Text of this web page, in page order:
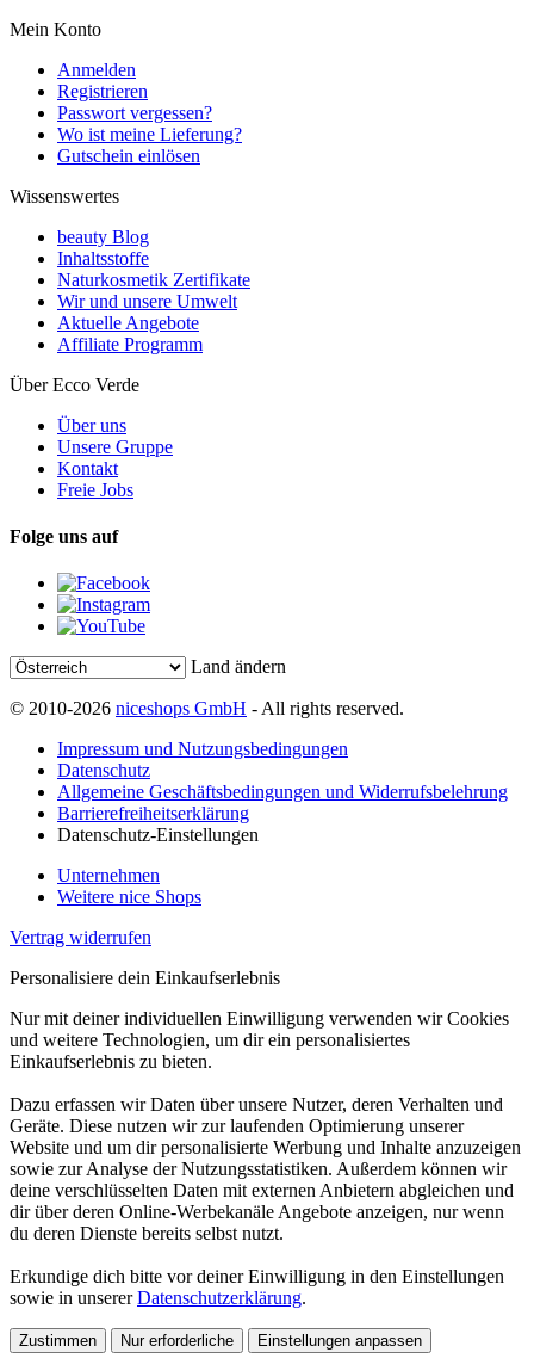
Mein Konto
Anmelden
Registrieren
Passwort vergessen?
Wo ist meine Lieferung?
Gutschein einlösen
Wissenswertes
beauty Blog
Inhaltsstoffe
Naturkosmetik Zertifikate
Wir und unsere Umwelt
Aktuelle Angebote
Affiliate Programm
Über Ecco Verde
Über uns
Unsere Gruppe
Kontakt
Freie Jobs
Folge uns auf
Land ändern
© 2010-2026 niceshops GmbH - All rights reserved.
Impressum und Nutzungsbedingungen
Datenschutz
Allgemeine Geschäftsbedingungen und Widerrufsbelehrung
Barrierefreiheitserklärung
Datenschutz-Einstellungen
Unternehmen
Weitere nice Shops
Vertrag widerrufen
Personalisiere dein Einkaufserlebnis
Nur mit deiner individuellen Einwilligung verwenden wir Cookies
und weitere Technologien, um dir ein personalisiertes
Einkaufserlebnis zu bieten.
Dazu erfassen wir Daten über unsere Nutzer, deren Verhalten und
Geräte. Diese nutzen wir zur laufenden Optimierung unserer
Website und um dir personalisierte Werbung und Inhalte anzuzeigen
sowie zur Analyse der Nutzungsstatistiken. Außerdem können wir
deine verschlüsselten Daten mit externen Anbietern abgleichen und
dir über deren Online-Werbekanäle Angebote anzeigen, nur wenn
du deren Dienste bereits selbst nutzt.
Erkundige dich bitte vor deiner Einwilligung in den Einstellungen
sowie in unsererDatenschutzerklärung.
Zustimmen Nur erforderliche Einstellungen anpassen